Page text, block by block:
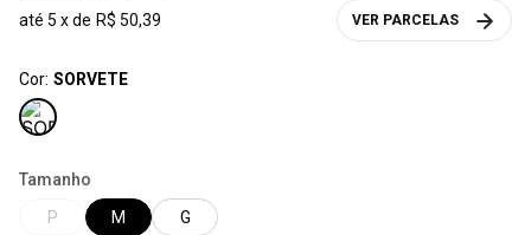
até 5 x de R$ 50,39 VER PARCELAS
Cor: SORVETE
Tamanho
P
M G